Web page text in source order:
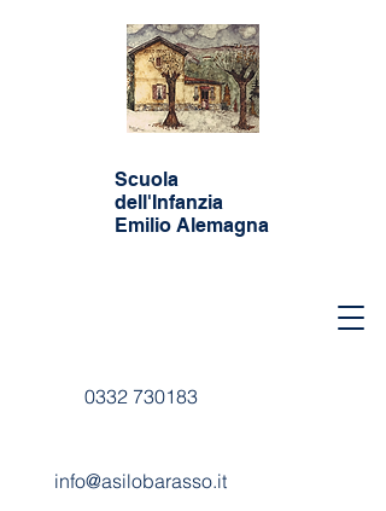
Scuola
dell'Infanzia
Emilio Alemagna
0332 730183
info@asilobarasso.it